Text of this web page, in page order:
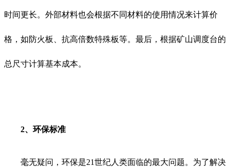
时间更长。外部材料也会根据不同材料的使用情况来计算价
格，如防火板、抗高倍数特殊板等。最后，根据矿山调度台的
总尺寸计算基本成本。
2、环保标准
毫无疑问，环保是21世纪人类面临的最大问题。为了解决